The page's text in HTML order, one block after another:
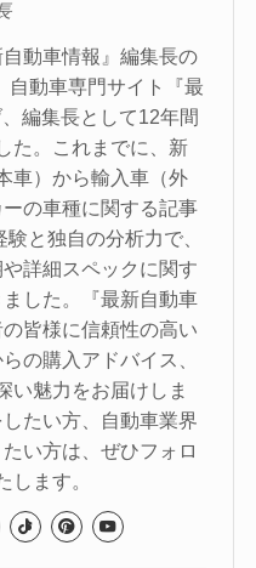
動車情報』編集長の
自動車専門サイト『最
編集長として12年間
た。これまでに、新
車）から輸入車（外
の車種に関する記事
と独自の分析力で、
詳細スペックに関す
した。『最新自動車
皆様に信頼性の高い
の購入アドバイス、
い魅力をお届けしま
たい方、自動車業界
い方は、ぜひフォロ
します。